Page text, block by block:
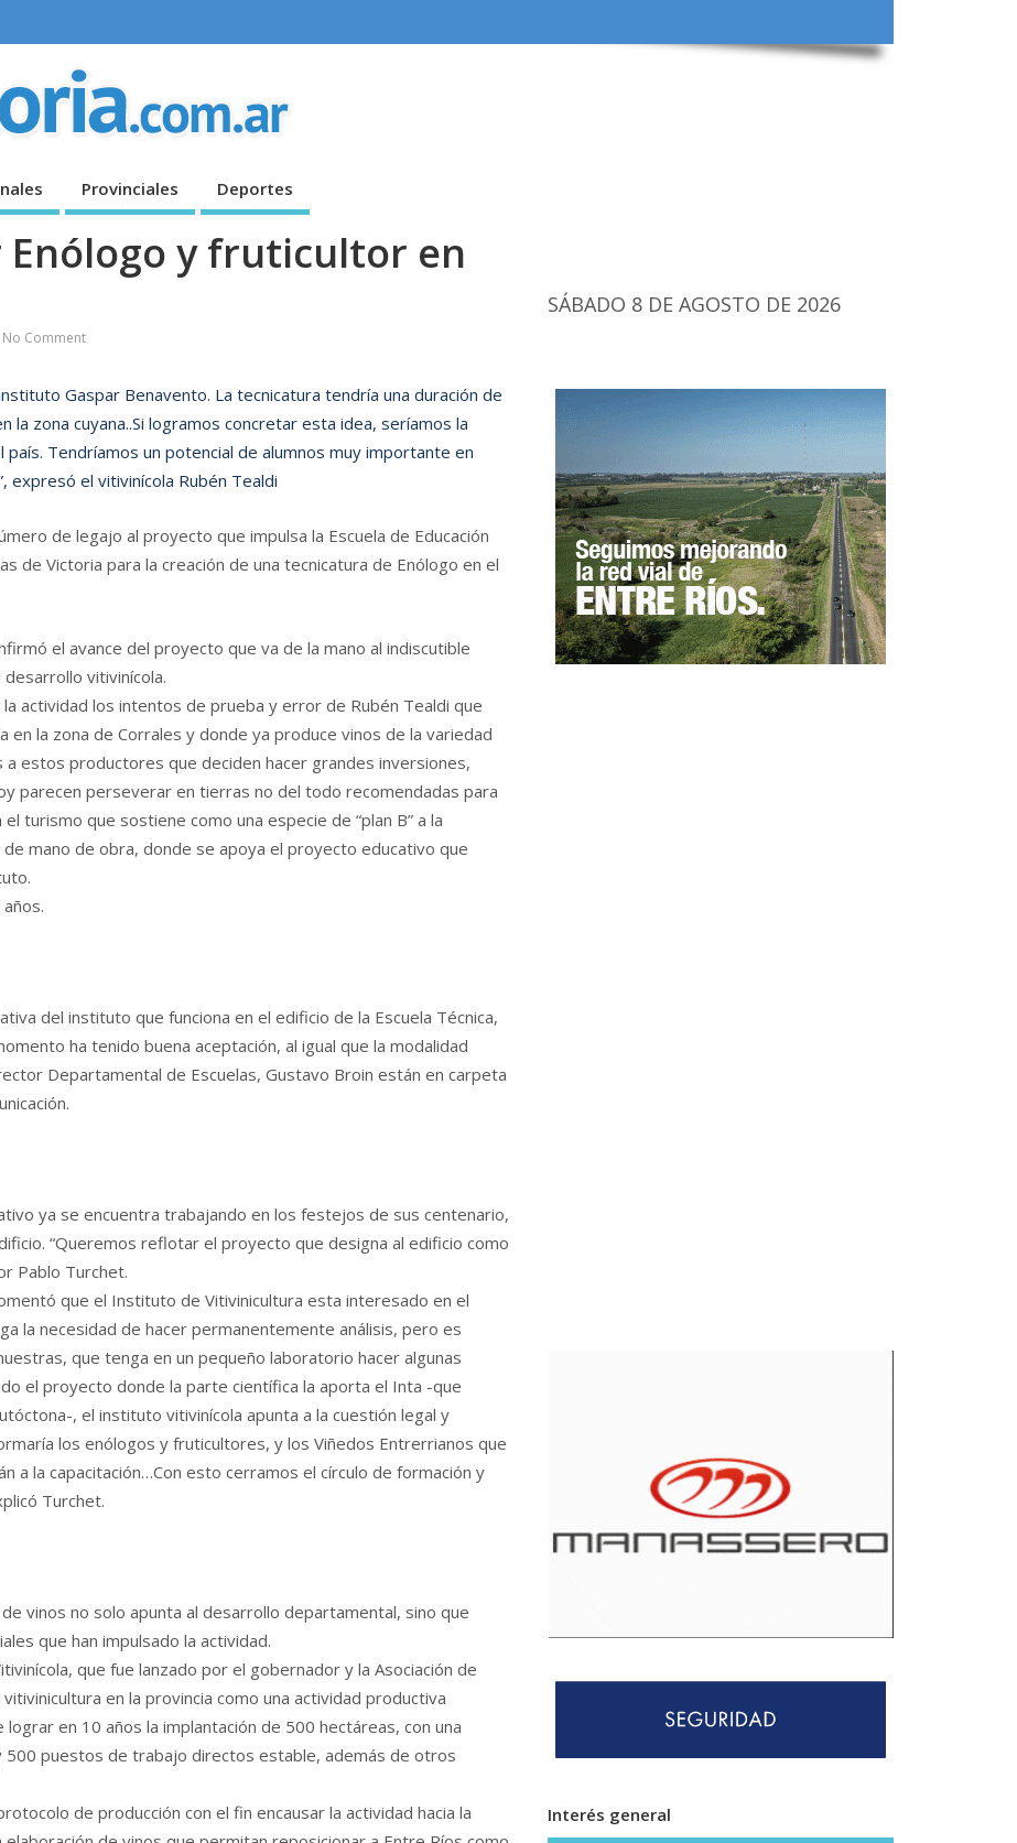
Provinciales Deportes
y fruticultor en
No Comment
Gaspar Benavento. La tecnicatura tendría una duración de
la zona cuyana..Si logramos concretar esta idea, seríamos la
Tendríamos un potencial de alumnos muy importante en
expresó el vitivinícola Rubén Tealdi
de legajo al proyecto que impulsa la Escuela de Educación
de Victoria para la creación de una tecnicatura de Enólogo en el
el avance del proyecto que va de la mano al indiscutible
vitivinícola.
actividad los intentos de prueba y error de Rubén Tealdi que
en la zona de Corrales y donde ya produce vinos de la variedad
a estos productores que deciden hacer grandes inversiones,
parecen perseverar en tierras no del todo recomendadas para
turismo que sostiene como una especie de “plan B” a la
mano de obra, donde se apoya el proyecto educativo que
del instituto que funciona en el edificio de la Escuela Técnica,
ha tenido buena aceptación, al igual que la modalidad
Departamental de Escuelas, Gustavo Broin están en carpeta
ya se encuentra trabajando en los festejos de sus centenario,
“Queremos reflotar el proyecto que designa al edificio como
Pablo Turchet.
que el Instituto de Vitivinicultura esta interesado en el
la necesidad de hacer permanentemente análisis, pero es
que tenga en un pequeño laboratorio hacer algunas
el proyecto donde la parte científica la aporta el Inta -que
, el instituto vitivinícola apunta a la cuestión legal y
los enólogos y fruticultores, y los Viñedos Entrerrianos que
a la capacitación…Con esto cerramos el círculo de formación y
Turchet.
vinos no solo apunta al desarrollo departamental, sino que
que han impulsado la actividad.
que fue lanzado por el gobernador y la Asociación de
en la provincia como una actividad productiva
en 10 años la implantación de 500 hectáreas, con una
puestos de trabajo directos estable, además de otros
de producción con el fin encausar la actividad hacia la
SÁBADO 8 DE AGOSTO DE 2026
Interés general